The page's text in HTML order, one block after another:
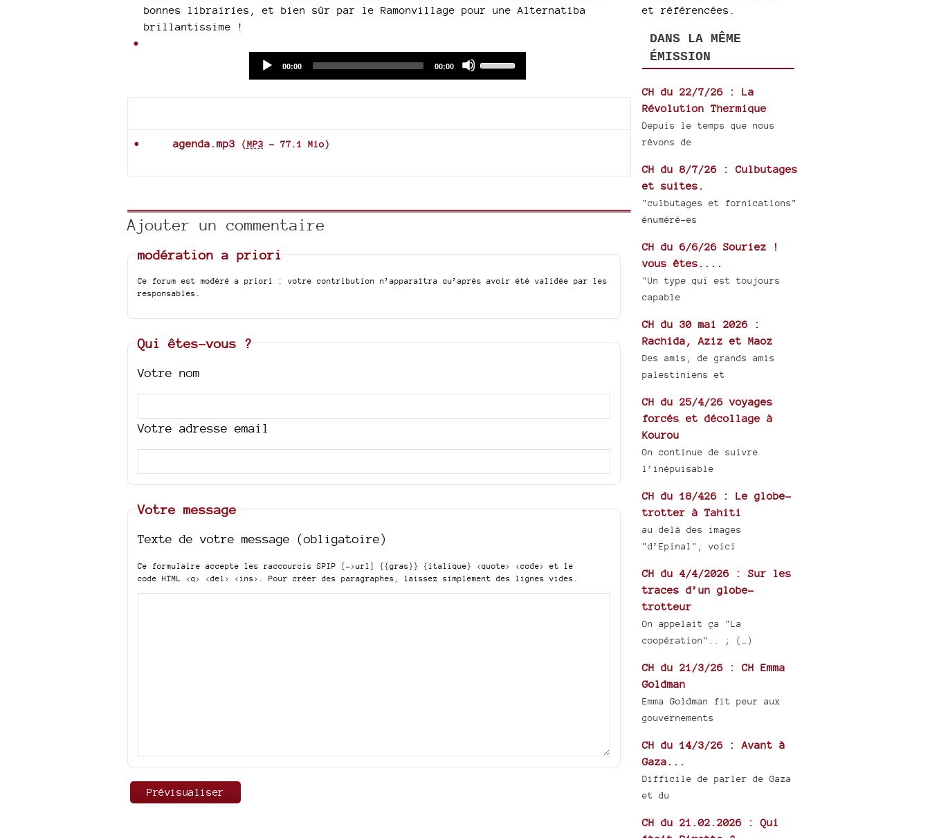
bonnes librairies, et bien sûr par le Ramonvillage pour une Alternatiba
brillantissime !
Current
00:00
Total
00:00
decrease
agenda.mp3 (MP3 - 77.1 Mio)
Ajouter un commentaire
modération a priori
Ce forum est modéré a priori : votre contribution n’apparaîtra qu’après avoir été validée par les
responsables.
Qui êtes-vous ?
Votre nom
Votre adresse email
Votre message
Texte de votre message (obligatoire)
Ce formulaire accepte les raccourcis SPIP [->url] {{gras}} {italique} <quote> <code>
et le
code HTML <q> <del> <ins> . Pour créer des paragraphes, laissez simplement des lignes vides.
et référencées.
DANS LA MÊME
ÉMISSION
CH du 22/7/26 : La
Révolution Thermique
Depuis le temps que nous
rêvons de
CH du 8/7/26 : Culbutages
et suites.
"culbutages et fornications"
énuméré-es
CH du 6/6/26 Souriez !
vous êtes....
"Un type qui est toujours
capable
CH du 30 mai 2026 :
Rachida, Aziz et Maoz
Des amis, de grands amis
palestiniens et
CH du 25/4/26 voyages
forcés et décollage à
Kourou
On continue de suivre
l’inépuisable
CH du 18/426 : Le globe-
trotter à Tahiti
au delà des images
"d’Epinal", voici
CH du 4/4/2026 : Sur les
traces d’un globe-
trotteur
On appelait ça "La
coopération".. ; (…)
CH du 21/3/26 : CH Emma
Goldman
Emma Goldman fit peur aux
gouvernements
CH du 14/3/26 : Avant à
Gaza...
Difficile de parler de Gaza
et du
CH du 21.02.2026 : Qui